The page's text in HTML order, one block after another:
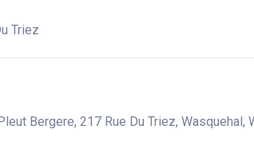
Triez
Bergere, 217 Rue Du Triez, Wasquehal,